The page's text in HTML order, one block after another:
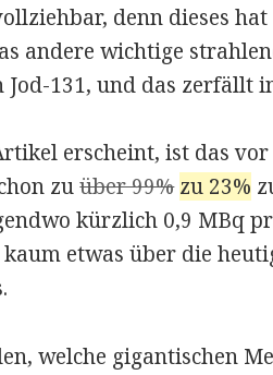
denn dieses
andere wichtige
Jod-131, und das zerfällt
erscheint, ist das
zuüber 99% zu 23%
kürzlich 0,9 MBq
etwas über die
welche gigantischen